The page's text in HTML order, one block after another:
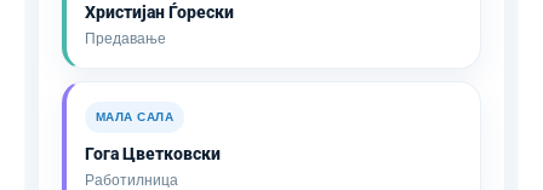
Христијан Ѓорески
Предавање
МАЛА САЛА
Гога Цветковски
Работилница